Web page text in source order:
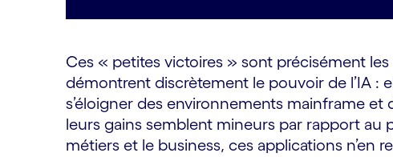
Ces « petites victoires » sont précisément
démontrent discrètement le pouvoir de l’IA :
s’éloigner des environnements mainframe et
leurs gains semblent mineurs par rapport au
métiers et le business, ces applications n’en